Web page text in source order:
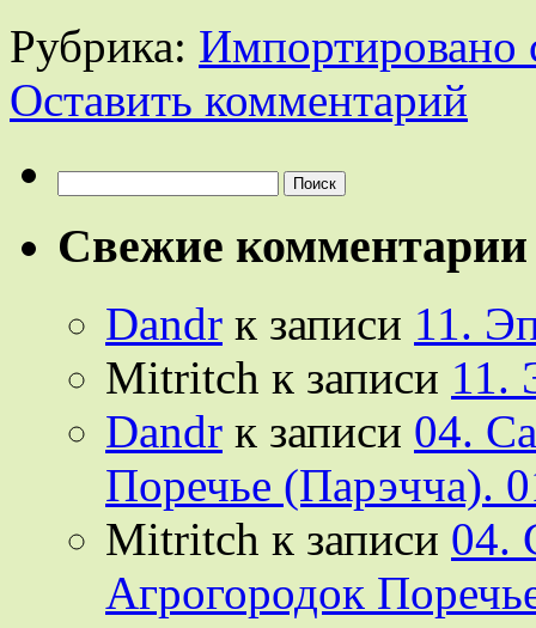
Рубрика: Импортировано
Оставить комментарий
Свежие комментарии
Dandr к записи 11.
Mitritch к записи 11.
Dandr к записи 04.
Поречье (Парэчча).
Mitritch к записи 04.
Агрогородок